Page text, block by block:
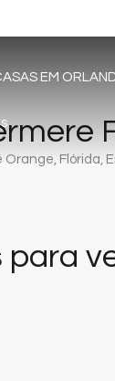
EM
Flórida,